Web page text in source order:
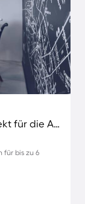
Ferienwohnung mit Terrasse | Perfekt für die Arbeit von Zuhause
für bis zu 6